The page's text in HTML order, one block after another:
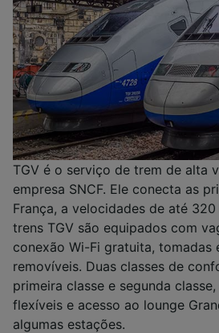
TGV é o serviço de trem de alta
empresa SNCF. Ele conecta as
França, a velocidades de até
trens TGV são equipados com
conexão Wi-Fi gratuita, tomadas
removíveis. Duas classes de
primeira classe e segunda
flexíveis e acesso ao lounge
algumas estações.